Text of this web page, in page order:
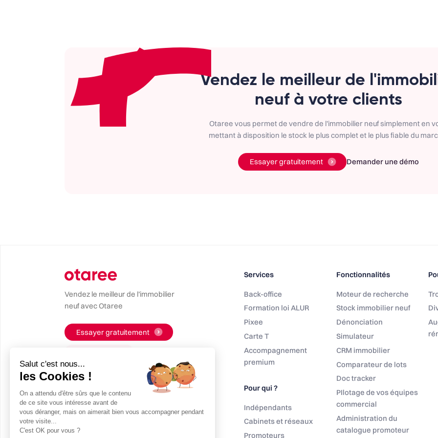
Vendez le meilleur de
neuf à votre clients
Otaree vous permet de vendre de l’immobilier neuf simplement en
mettant à disposition le stock le plus complet et le plus fiable du
Essayer gratuitement Demander une démo
Vendez le meilleur de l’immobilier
neuf avec Otaree
Essayer gratuitement
Services
Back-office
Formation loi ALUR
Pixee
Carte T
Accompagnement
premium
Pour qui ?
Indépendants
Cabinets et réseaux
Promoteurs
Fonctionnalités
Moteur de recherche
Stock immobilier neuf
Dénonciation
Simulateur
CRM immobilier
Comparateur de lots
Doc tracker
PIlotage de vos équipes
commercial
Administration du
catalogue promoteur
Salut c'est nous...
les Cookies !
On a attendu d'être sûrs que le contenu
de ce site vous intéresse avant de
vous déranger, mais on aimerait bien vous accompagner pendant
votre visite...
C'est OK pour vous ?